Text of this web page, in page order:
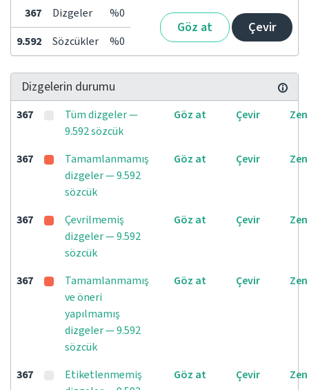
367 Dizgeler %0
Göz at Çevir
9.592 Sözcükler %0
Dizgelerin durumu
367
Tüm dizgeler —
9.592 sözcük
Göz at Çevir Zen
367
Tamamlanmamış
dizgeler — 9.592
sözcük
Göz at Çevir Zen
367
Çevrilmemiş
dizgeler — 9.592
sözcük
Göz at Çevir Zen
367
Tamamlanmamış
ve öneri
yapılmamış
dizgeler — 9.592
sözcük
Göz at Çevir Zen
367
Etiketlenmemiş
Göz at Çevir Zen